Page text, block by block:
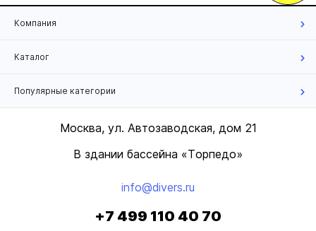
Компания
Каталог
Популярные категории
Москва, ул. Автозаводская, дом 21
В здании бассейна «Торпедо»
info@divers.ru
+7 499 110 40 70